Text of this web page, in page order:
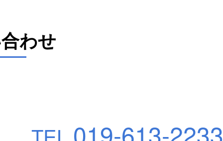
わせ